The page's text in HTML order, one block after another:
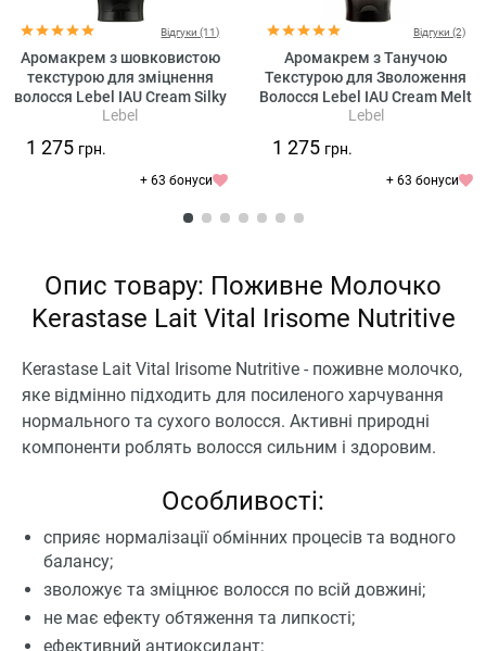
Відгуки (11)
Аромакрем з шовковистою
текстурою для зміцнення
волосся Lebel IAU Cream Silky
Repair
Lebel
1 275 грн.
+ 63 бонуси
Відгуки (2)
Аромакрем з Танучою
Текстурою для Зволоження
Волосся Lebel IAU Cream Melt
Repair
Lebel
1 275 грн.
+ 63 бонуси
Опис товару: Поживне Молочко
Kerastase Lait Vital Irisome Nutritive
Kerastase Lait Vital Irisome Nutritive - поживне молочко,
яке відмінно підходить для посиленого харчування
нормального та сухого волосся. Активні природні
компоненти роблять волосся сильним і здоровим.
Особливості:
сприяє нормалізації обмінних процесів та водного
балансу;
зволожує та зміцнює волосся по всій довжині;
не має ефекту обтяження та липкості;
ефективний антиоксидант;